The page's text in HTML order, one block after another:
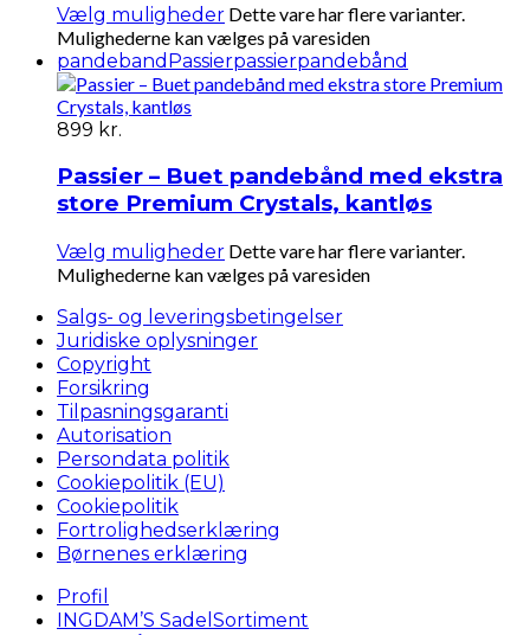
Vælg muligheder Dette vare har flere varianter.
Mulighederne kan vælges på varesiden
pandeband Passierpassierpandebånd
899 kr.
Passier – Buet pandebånd med ekstra
store Premium Crystals, kantløs
Vælg muligheder Dette vare har flere varianter.
Mulighederne kan vælges på varesiden
Salgs- og leveringsbetingelser
Juridiske oplysninger
Copyright
Forsikring
Tilpasningsgaranti
Autorisation
Persondata politik
Cookiepolitik (EU)
Cookiepolitik
Fortrolighedserklæring
Børnenes erklæring
Profil
INGDAM’S SadelSortiment